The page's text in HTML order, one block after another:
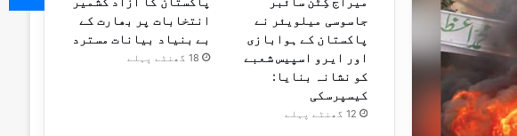
جاسوسی میلویئر نے
پاکستان کے ہوابازی
اور ایرو اسپیس شعبے
کو نشانہ بنایا:
کیسپرسکی
12 گھنٹے پہلے
انتخابات پر بھارت کے
بے بنیاد بیانات مسترد
18 گھنٹے پہلے